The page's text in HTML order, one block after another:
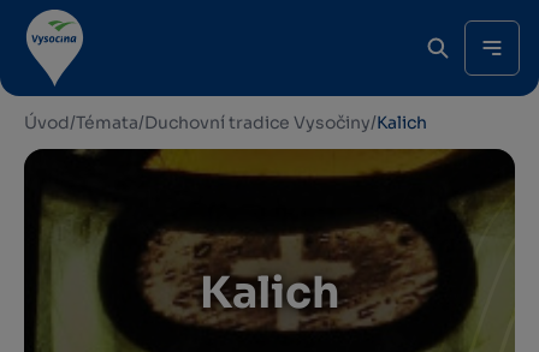
Úvod/Témata/Duchovní tradice Vysočiny/Kalich
Kalich